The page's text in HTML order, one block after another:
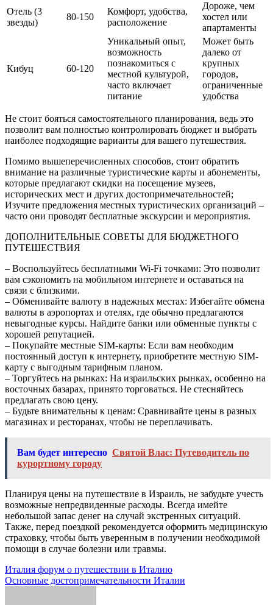
Отель (3
звезды)
80-150
Комфорт, удобства,
расположение
Дороже, чем
хостел или
апартаменты
Кибуц 60-120
Уникальный опыт,
возможность
познакомиться с
местной культурой,
часто включает
питание
Может быть
далеко от
крупных
городов,
ограниченные
удобства
Не стоит бояться самостоятельного планирования, ведь это
позволит вам полностью контролировать бюджет и выбрать
наиболее подходящие варианты для вашего путешествия.
Помимо вышеперечисленных способов, стоит обратить
внимание на различные туристические карты и абонементы,
которые предлагают скидки на посещение музеев,
исторических мест и других достопримечательностей;
Изучите предложения местных туристических организаций –
часто они проводят бесплатные экскурсии и мероприятия.
ДОПОЛНИТЕЛЬНЫЕ СОВЕТЫ ДЛЯ БЮДЖЕТНОГО
ПУТЕШЕСТВИЯ
– Воспользуйтесь бесплатными Wi-Fi точками: Это позволит
вам сэкономить на мобильном интернете и оставаться на
связи с близкими.
– Обменивайте валюту в надежных местах: Избегайте обмена
валюты в аэропортах и отелях, где обычно предлагаются
невыгодные курсы. Найдите банки или обменные пункты с
хорошей репутацией.
– Покупайте местные SIM-карты: Если вам необходим
постоянный доступ к интернету, приобретите местную SIM-
карту с выгодным тарифным планом.
– Торгуйтесь на рынках: На израильских рынках, особенно на
восточных базарах, принято торговаться. Не стесняйтесь
предлагать свою цену.
– Будьте внимательны к ценам: Сравнивайте цены в разных
магазинах и ресторанах, чтобы не переплачивать.
Вам будет интересно Святой Влас: Путеводитель по
курортному городу
Планируя цены на путешествие в Израиль, не забудьте учесть
возможные непредвиденные расходы. Всегда имейте
небольшой запас денег на случай экстренных ситуаций.
Также, перед поездкой рекомендуется оформить медицинскую
страховку, чтобы быть уверенным в получении необходимой
помощи в случае болезни или травмы.
Навигация
по
Италия форум о путешествии в Италию
Основные достопримечательности Италии